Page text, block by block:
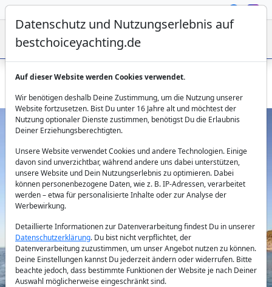
Gulet Halil Aga 3 - 30m 7 Kabinen Charter ab Bodrum
Previous
Datenschutz und Nutzungserlebnis auf
bestchoiceyachting.de
Auf dieser Website werden Cookies verwendet.
Wir benötigen deshalb Deine Zustimmung, um die Nutzung unserer
Website fortzusetzen. Bist Du unter 16 Jahre alt und möchtest der
Nutzung optionaler Dienste zustimmen, benötigst Du die Erlaubnis
Deiner Erziehungsberechtigten.
Unsere Website verwendet Cookies und andere Technologien. Einige
davon sind unverzichtbar, während andere uns dabei unterstützen,
unsere Website und Dein Nutzungserlebnis zu optimieren. Dabei
können personenbezogene Daten, wie z. B. IP-Adressen, verarbeitet
werden – etwa für personalisierte Inhalte oder zur Analyse der
Werbewirkung.
Detaillierte Informationen zur Datenverarbeitung findest Du in unserer
Datenschutzerklärung. Du bist nicht verpflichtet, der
Datenverarbeitung zuzustimmen, um unser Angebot nutzen zu können.
Deine Einstellungen kannst Du jederzeit ändern oder widerrufen. Bitte
beachte jedoch, dass bestimmte Funktionen der Website je nach Deiner
Auswahl möglicherweise eingeschränkt sind.